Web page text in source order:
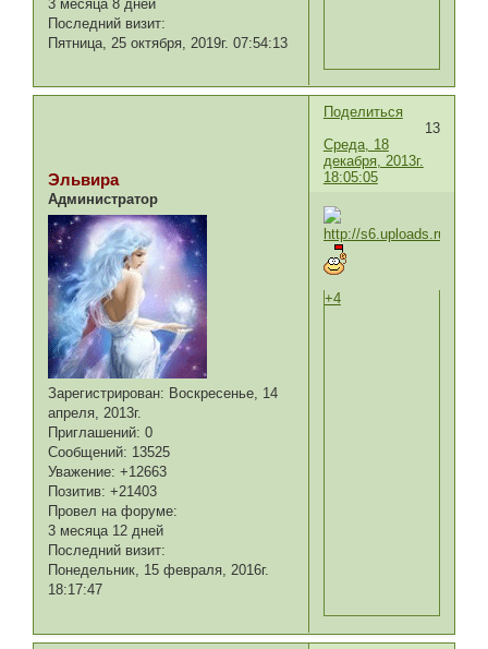
3 месяца 8 дней
Последний визит:
Пятница, 25 октября, 2019г. 07:54:13
Поделиться
13
Среда, 18
декабря, 2013г.
18:05:05
Эльвира
Администратор
Зарегистрирован: Воскресенье, 14
апреля, 2013г.
Приглашений: 0
Сообщений: 13525
Уважение: +12663
Позитив: +21403
Провел на форуме:
3 месяца 12 дней
Последний визит:
Понедельник, 15 февраля, 2016г.
18:17:47
+4